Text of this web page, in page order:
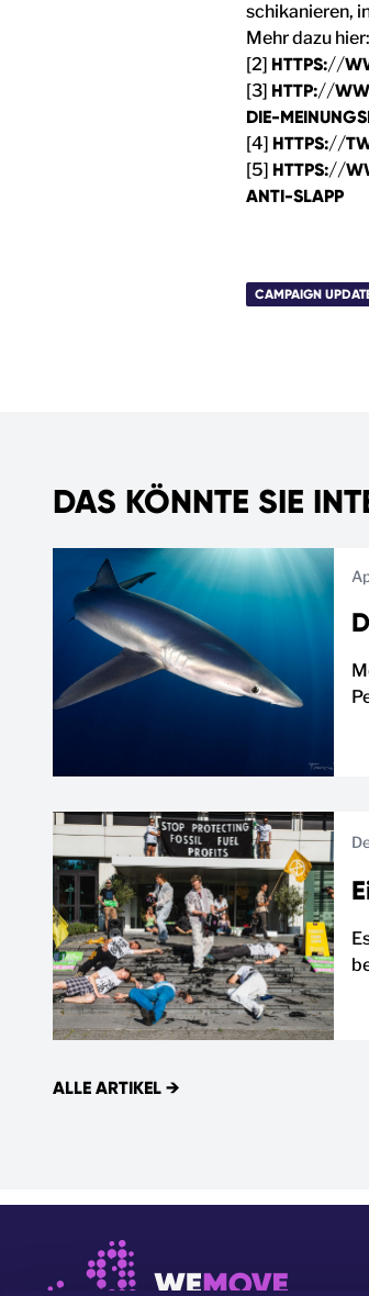
schikanieren,
Mehr dazu hier:
[2] HTTPS://
[3] HTTP://
DIE-
[4] HTTPS://
[5] HTTPS://
ANTI-SLAPP
CAMPAIGN
DAS KÖNNTE SIE
ALLE ARTIKEL →